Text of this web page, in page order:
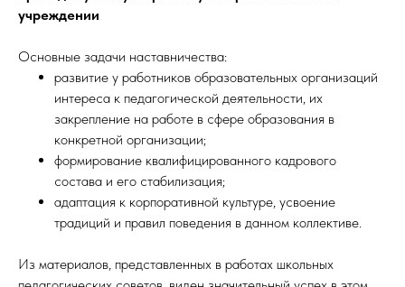
учреждении
Основные задачи наставничества:
развитие у работников образовательных организаций
интереса к педагогической деятельности, их
закрепление на работе в сфере образования в
конкретной организации;
формирование квалифицированного кадрового
состава и его стабилизация;
адаптация к корпоративной культуре, усвоение
традиций и правил поведения в данном коллективе.
Из материалов, представленных в работах школьных